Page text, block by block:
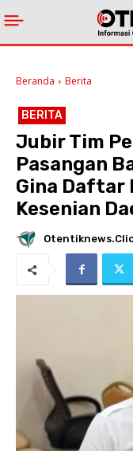
Beranda Berita
BERITA
Jubir Tim
Pasangan
Gina Daftar
Kesenian